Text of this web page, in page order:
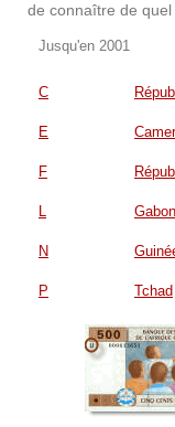
de connaître de quel
Jusqu'en 2001
C
E
F
L Gabon
N
P Tchad